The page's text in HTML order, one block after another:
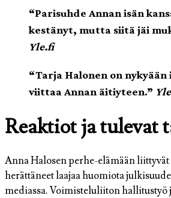
“Parisuhde Annan isän
kestänyt, mutta siitä jäi
Yle.fi
“Tarja Halonen on
viittaa Annan äitiyteen.”
Reaktiot ja tulevat
Anna Halosen perhe-elämään
herättäneet laajaa huomiota
mediassa. Voimisteluliiton hallitustyö